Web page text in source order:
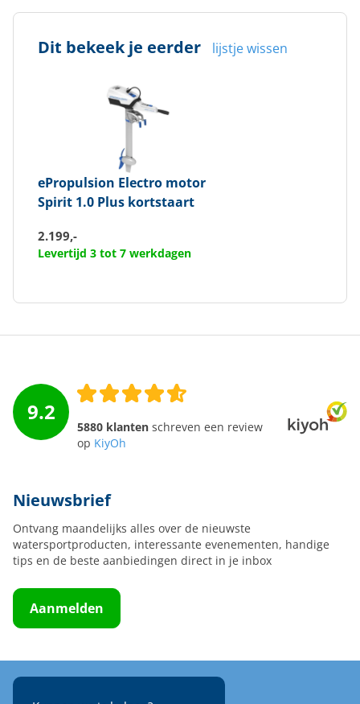
Dit bekeek je eerder lijstje wissen
ePropulsion Electro motor
Spirit 1.0 Plus kortstaart
2.199,-
Levertijd 3 tot 7 werkdagen
9.2
5880 klanten schreven een review
op KiyOh
Nieuwsbrief
Ontvang maandelijks alles over de nieuwste
watersportproducten, interessante evenementen, handige
tips en de beste aanbiedingen direct in je inbox
Aanmelden